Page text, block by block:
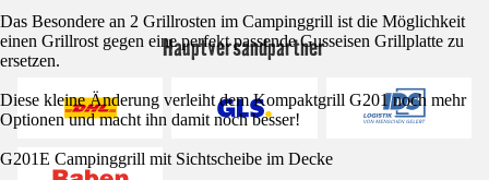
Das Besondere an 2 Grillrosten im Campinggrill ist die Möglichkeit
einen Grillrost gegen eine perfekt passende Gusseisen Grillplatte zu
ersetzen.
Diese kleine Änderung verleiht dem Kompaktgrill G201 noch mehr
Optionen und macht ihn damit noch besser!
G201E Campinggrill mit Sichtscheibe im Decke
Hauptversandpartner